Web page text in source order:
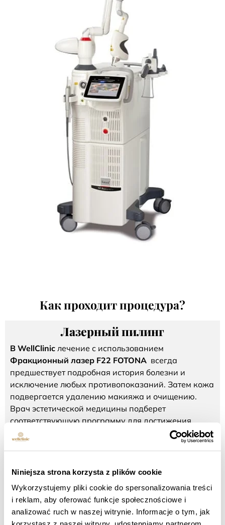
Niniejsza strona korzysta z plików cookie
Wykorzystujemy pliki cookie do spersonalizowania treści
i reklam, aby oferować funkcje społecznościowe i
analizować ruch w naszej witrynie. Informacje o tym, jak
Как проходит процедура?
Лазерный пилинг
В WellClinic лечение с использованием
Фракционный лазер F22 FOTONA всегда
предшествует подробная история болезни и
исключение любых противопоказаний. Затем кожа
подвергается удалению макияжа и очищению.
Врач эстетической медицины подберет
соответствующую программу для достижения
наилучшего результата с учетом потребностей
вашей кожи.
ощущения, кожу постоянно охлаждают
специальным кулером. Благодаря этому нет
необходимости обезболивать ее кремом, что
требует как минимум30-минутная экономияВаше